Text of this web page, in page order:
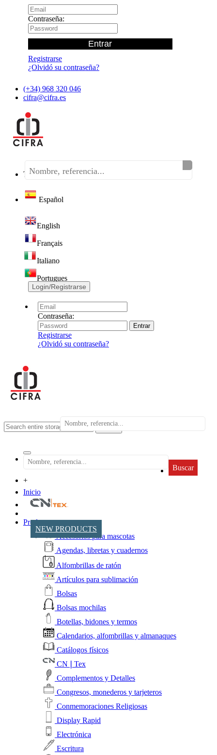
Contraseña:
Registrarse
¿Olvidó su contraseña?
(+34) 968 320 046
cifra@cifra.es
Teléfono:(+34) 968 320 046
Español
English
Français
Italiano
Portugues
Login/Registrarse
Contraseña:
Registrarse
¿Olvidó su contraseña?
search
Buscar
+
Inicio
NEW PRODUCTS
Productos
Accesorios para mascotas
Agendas, libretas y cuadernos
Alfombrillas de ratón
Artículos para sublimación
Bolsas
Bolsas mochilas
Botellas, bidones y termos
Calendarios, alfombrillas y almanaques
Catálogos físicos
CN❘Tex
Complementos y Detalles
Congresos, monederos y tarjeteros
Conmemoraciones Religiosas
Display Rapid
Electrónica
Escritura